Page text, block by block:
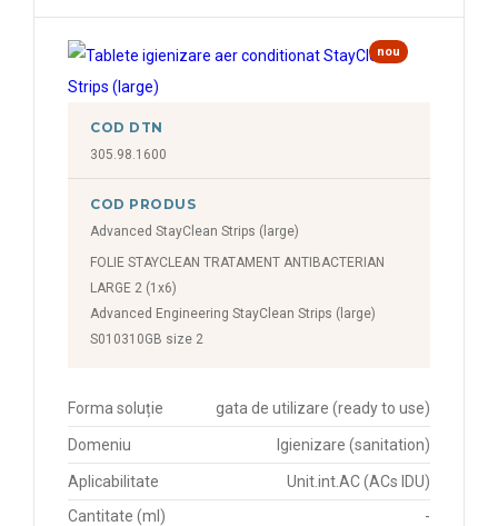
nou
COD DTN
305.98.1600
COD PRODUS
Advanced StayClean Strips (large)
FOLIE STAYCLEAN TRATAMENT ANTIBACTERIAN
LARGE 2 (1x6)
Advanced Engineering StayClean Strips (large)
S010310GB size 2
Forma soluție gata de utilizare (ready to use)
Domeniu Igienizare (sanitation)
Aplicabilitate
Unit.int.AC (ACs IDU)
Cantitate (ml)
-